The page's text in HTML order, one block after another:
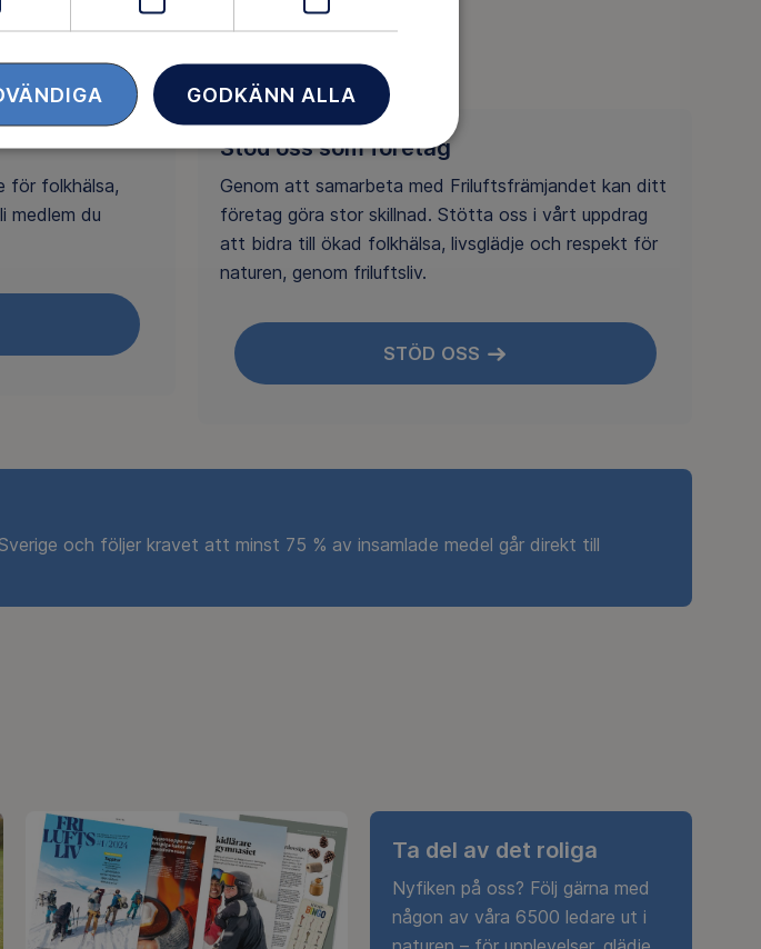
för folkhälsa,
medlem du
Stöd oss som företag
Genom att samarbeta med Friluftsfrämjandet kan ditt
företag göra stor skillnad. Stötta oss i vårt uppdrag
att bidra till ökad folkhälsa, livsglädje och respekt för
naturen, genom friluftsliv.
STÖD OSS
och följer kravet att minst 75 % av insamlade medel går direkt till
Ta del av det roliga
Nyfiken på oss? Följ gärna med
någon av våra 6500 ledare ut i
GODKÄNN ALLA